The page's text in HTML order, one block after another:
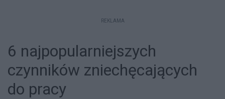
REKLAMA
6 najpopularniejszych
czynników zniechęcających
do pracy